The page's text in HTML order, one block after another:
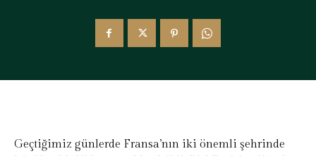
Geçtiğimiz günlerde Fransa’nın iki önemli şehrinde